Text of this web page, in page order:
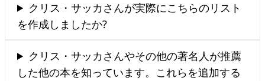
クリス・サッカさんが実際にこちらのリスト
を作成しましたか?
クリス・サッカさんやその他の著名人が推薦
した他の本を知っています。これらを追加する